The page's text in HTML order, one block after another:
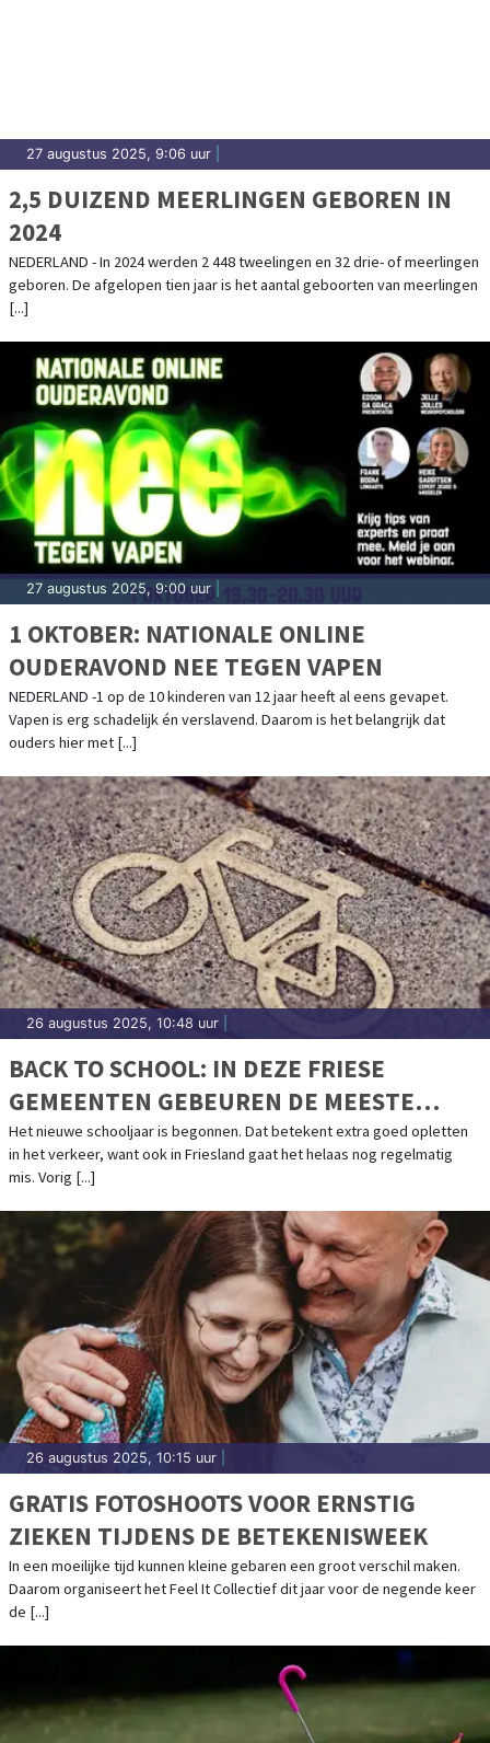
27 augustus 2025, 9:06 uur
2,5 DUIZEND MEERLINGEN GEBOREN IN
2024
NEDERLAND - In 2024 werden 2 448 tweelingen en 32 drie- of meerlingen
geboren. De afgelopen tien jaar is het aantal geboorten van meerlingen
[...]
27 augustus 2025, 9:00 uur
1 OKTOBER: NATIONALE ONLINE
OUDERAVOND NEE TEGEN VAPEN
NEDERLAND -1 op de 10 kinderen van 12 jaar heeft al eens gevapet.
Vapen is erg schadelijk én verslavend. Daarom is het belangrijk dat
ouders hier met [...]
26 augustus 2025, 10:48 uur
BACK TO SCHOOL: IN DEZE FRIESE
GEMEENTEN GEBEUREN DE MEESTE
FIETSONGEVALLEN
Het nieuwe schooljaar is begonnen. Dat betekent extra goed opletten
in het verkeer, want ook in Friesland gaat het helaas nog regelmatig
mis. Vorig [...]
26 augustus 2025, 10:15 uur
GRATIS FOTOSHOOTS VOOR ERNSTIG
ZIEKEN TIJDENS DE BETEKENISWEEK
In een moeilijke tijd kunnen kleine gebaren een groot verschil maken.
Daarom organiseert het Feel It Collectief dit jaar voor de negende keer
de [...]